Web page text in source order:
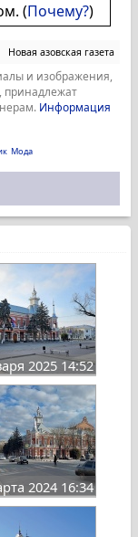
(Почему?)
Новая азовская газета
и изображения,
принадлежат
Информация
Мода
2025 14:52
2024 16:34